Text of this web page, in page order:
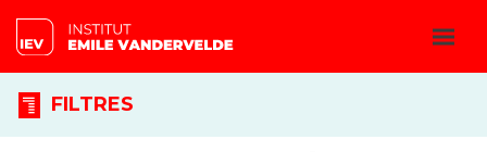
FILTRES